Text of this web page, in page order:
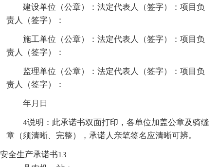
建设单位（公章）：法定代表人（签字）：项目负
责人（签字）：
施工单位（公章）：法定代表人（签字）：项目负
责人（签字）：
监理单位（公章）：法定代表人（签字）：项目负
责人（签字）：
年月日
4说明：此承诺书双面打印，各单位加盖公章及骑缝
章（须清晰、完整），承诺人亲笔签名应清晰可辨。
安全生产承诺书13